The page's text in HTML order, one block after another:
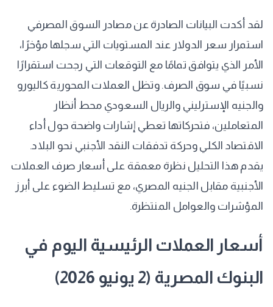
لقد أكدت البيانات الصادرة عن مصادر السوق المصرفي
استمرار سعر الدولار عند المستويات التي سجلها مؤخرًا،
الأمر الذي يتوافق تمامًا مع التوقعات التي رجحت استقرارًا
نسبيًا في سوق الصرف. وتظل العملات المحورية كاليورو
والجنيه الإسترليني والريال السعودي محط أنظار
المتعاملين، فتحركاتها تعطي إشارات واضحة حول أداء
الاقتصاد الكلي وحركة تدفقات النقد الأجنبي نحو البلاد.
يقدم هذا التحليل نظرة معمقة على أسعار صرف العملات
الأجنبية مقابل الجنيه المصري، مع تسليط الضوء على أبرز
المؤشرات والعوامل المنتظرة.
أسعار العملات الرئيسية اليوم في
البنوك المصرية (2 يونيو 2026)